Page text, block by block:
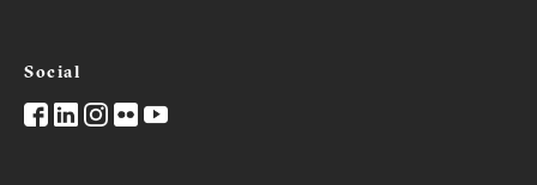
Social